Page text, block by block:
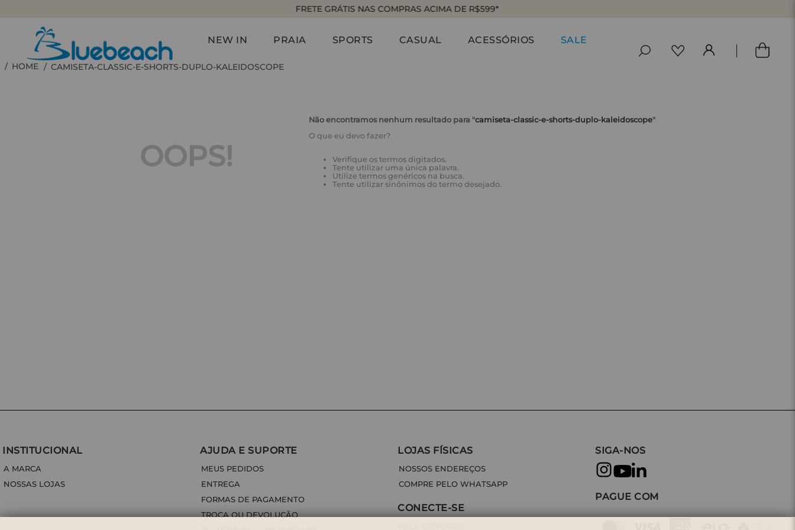
FRETE GRÁTIS NAS COMPRAS ACIMA DE R$599*
NEW IN PRAIA SPORTS CASUAL ACESSÓRIOS SALE
CAMISETA-CLASSIC-E-SHORTS-DUPLO-KALEIDOSCOPE
OOPS!
Não encontramos nenhum resultado para "camiseta-classic-e-shorts-duplo-kaleidoscope"
O que eu devo fazer?
Verifique os termos digitados.
Tente utilizar uma única palavra.
Utilize termos genéricos na busca.
Tente utilizar sinônimos do termo desejado.
INSTITUCIONAL
A MARCA
NOSSAS LOJAS
AJUDA E SUPORTE
MEUS PEDIDOS
ENTREGA
FORMAS DE PAGAMENTO
TROCA OU DEVOLUÇÃO
LOJAS FÍSICAS
NOSSOS ENDEREÇOS
COMPRE PELO WHATSAPP
CONECTE-SE
SIGA-NOS
PAGUE COM